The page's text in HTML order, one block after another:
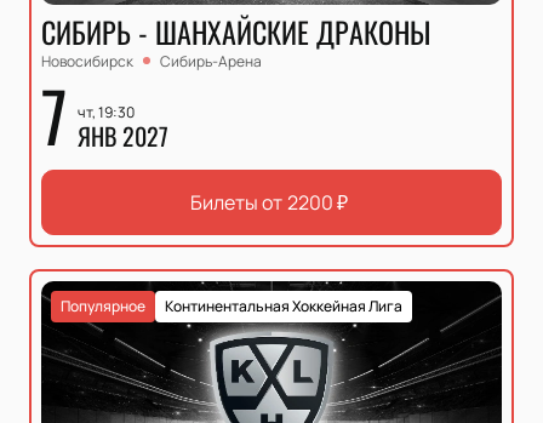
СИБИРЬ - ШАНХАЙСКИЕ ДРАКОНЫ
Новосибирск Сибирь-Арена
7 чт, 19:30
ЯНВ 2027
Билеты от2200₽
Континентальная Хоккейная Лига
Популярное